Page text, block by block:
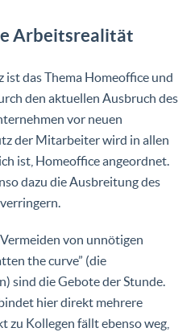
Arbeitsrealität
ist das Thema Homeoffice und
den aktuellen Ausbruch des
vor neuen
der Mitarbeiter wird in allen
ist, Homeoffice angeordnet.
dazu die Ausbreitung des
Vermeiden von unnötigen
the curve” (die
sind die Gebote der Stunde.
hier direkt mehrere
zu Kollegen fällt ebenso weg,